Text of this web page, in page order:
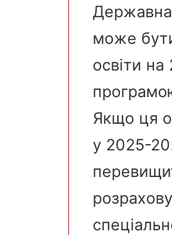
може
освіти
Якщо ця
у 2025-